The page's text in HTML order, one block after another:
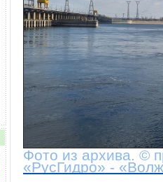
Фото из архива. ©
«РусГидро» -